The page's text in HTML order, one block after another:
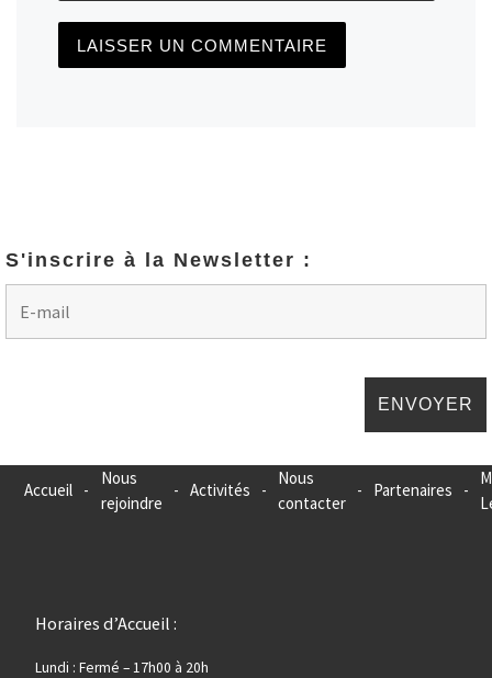
S'inscrire à la Newsletter :
Accueil -
Nous
rejoindre
- Activités -
Nous
contacter
- Partenaires -
Horaires d’Accueil :
Lundi : Fermé – 17h00 à 20h